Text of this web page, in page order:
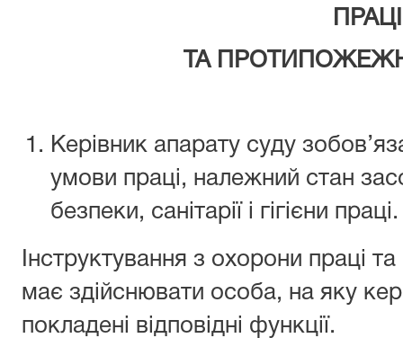
ПРАЦІ
ТА
Керівник апарату суду
умови праці, належний стан
безпеки, санітарії і гігієни праці.
Інструктування з охорони праці
має здійснювати особа, на яку
покладені відповідні функції.